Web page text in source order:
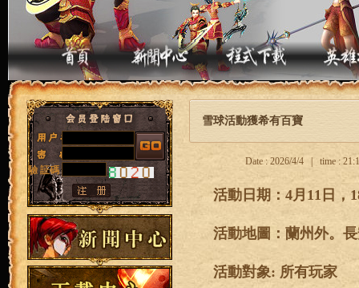
驗 証碼
雪球活動獲希有百寶
Date : 2026/4/4 | time :
活動日期：4月11日，
活動地圖：蘭州外。
活動對象: 所有玩家